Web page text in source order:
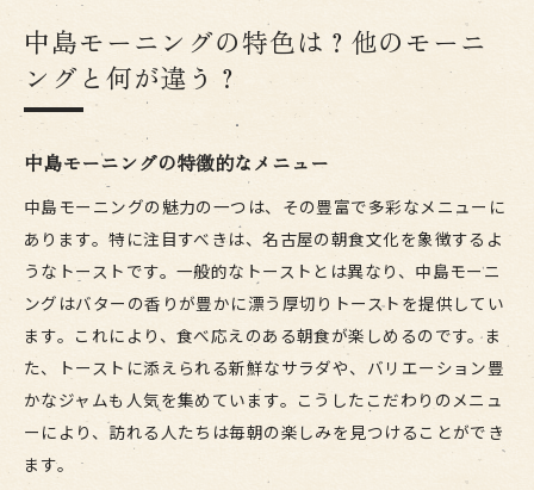
中島モーニングの特色は？他のモーニ
ングと何が違う？
中島モーニングの特徴的なメニュー
中島モーニングの魅力の一つは、その豊富で多彩なメニューに
あります。特に注目すべきは、名古屋の朝食文化を象徴するよ
うなトーストです。一般的なトーストとは異なり、中島モーニ
ングはバターの香りが豊かに漂う厚切りトーストを提供してい
ます。これにより、食べ応えのある朝食が楽しめるのです。ま
た、トーストに添えられる新鮮なサラダや、バリエーション豊
かなジャムも人気を集めています。こうしたこだわりのメニュ
ーにより、訪れる人たちは毎朝の楽しみを見つけることができ
ます。